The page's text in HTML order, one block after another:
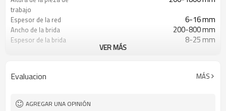
trabajo
Espesor de la red 6-16 mm
Ancho de la brida 200-800 mm
Espesor de la brida 8-25 mm
trabajo
4000-15000 mm
la pieza de trabajo
VER MÁS
Evaluacion MÁS
AGREGAR UNA OPINIÓN